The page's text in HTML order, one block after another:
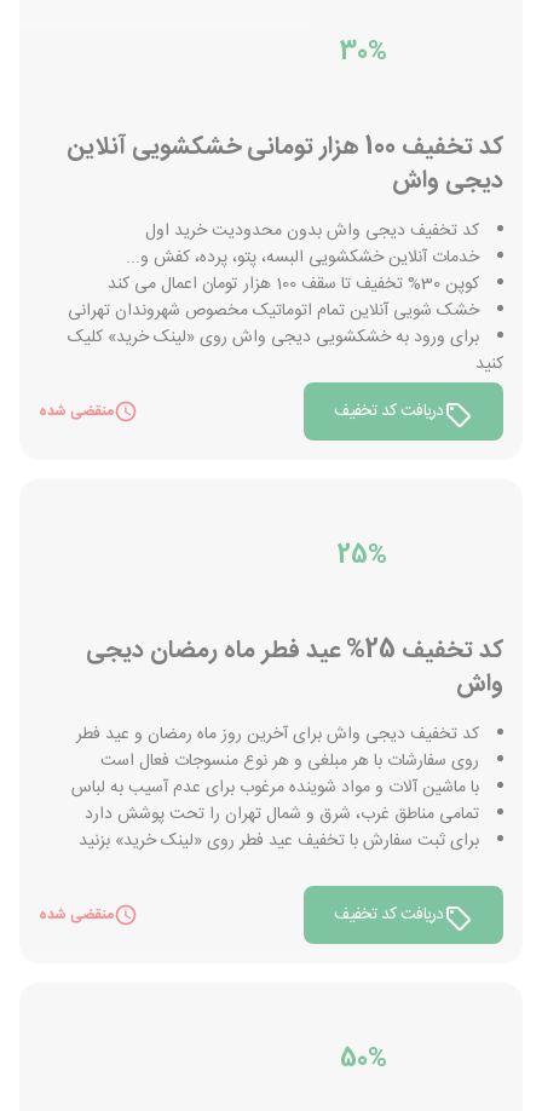
30%
کد تخفیف 100 هزار تومانی خشکشویی آنلاین
دیجی واش
کد تخفیف دیجی واش بدون محدودیت خرید اول
خدمات آنلاین خشکشویی البسه، پتو، پرده، کفش و...
کوپن 30% تخفیف تا سقف 100 هزار تومان اعمال می کند
خشک شویی آنلاین تمام اتوماتیک مخصوص شهروندان تهرانی
برای ورود به خشکشویی دیجی واش روی «لینک خرید» کلیک
کنید
دریافت کد تخفیف
منقضی شده
25%
کد تخفیف 25% عید فطر ماه رمضان دیجی
واش
کد تخفیف دیجی واش برای آخرین روز ماه رمضان و عید فطر
روی سفارشات با هر مبلغی و هر نوع منسوجات فعال است
با ماشین آلات و مواد شوینده مرغوب برای عدم آسیب به لباس
تمامی مناطق غرب، شرق و شمال تهران را تحت پوشش دارد
برای ثبت سفارش با تخفیف عید فطر روی «لینک خرید» بزنید
دریافت کد تخفیف منقضی شده
50%